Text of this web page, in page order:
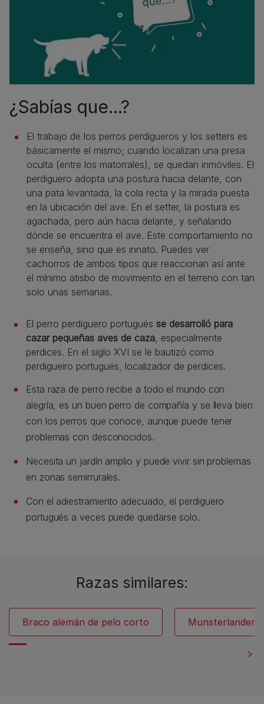
¿Sabías que...?
El trabajo de los perros perdigueros y los setters es
básicamente el mismo; cuando localizan una presa
oculta (entre los matorrales), se quedan inmóviles. El
perdiguero adopta una postura hacia delante, con
una pata levantada, la cola recta y la mirada puesta
en la ubicación del ave. En el setter, la postura es
agachada, pero aún hacia delante, y señalando
dónde se encuentra el ave. Este comportamiento no
se enseña, sino que es innato. Puedes ver
cachorros de ambos tipos que reaccionan así ante
el mínimo atisbo de movimiento en el terreno con tan
solo unas semanas.
El perro perdiguero portugués se desarrolló para
cazar pequeñas aves de caza, especialmente
perdices. En el siglo XVI se le bautizó como
perdigueiro portugués, localizador de perdices.
Esta raza de perro recibe a todo el mundo con
alegría, es un buen perro de compañía y se lleva bien
con los perros que conoce, aunque puede tener
problemas con desconocidos.
Necesita un jardín amplio y puede vivir sin problemas
en zonas semirrurales.
Con el adiestramiento adecuado, el perdiguero
portugués a veces puede quedarse solo.
Razas similares:
Braco alemán de pelo corto Munsterlander